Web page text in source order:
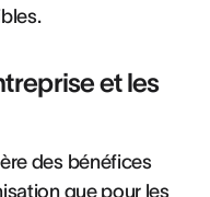
et les
des bénéfices
que pour les